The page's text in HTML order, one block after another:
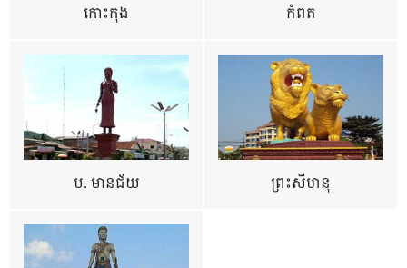
កោះកុង កំពត
ប. មានជ័យ ព្រះសីហនុ